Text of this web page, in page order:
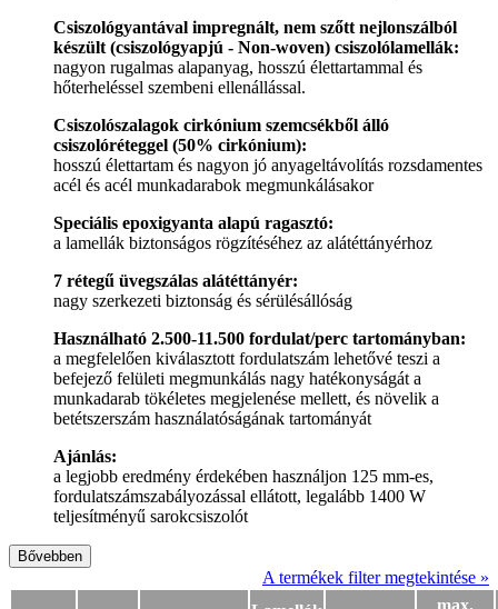
Csiszológyantával impregnált, nem szőtt nejlonszálból
készült (csiszológyapjú - Non-woven) csiszolólamellák:
nagyon rugalmas alapanyag, hosszú élettartammal és
hőterheléssel szembeni ellenállással.
Csiszolószalagok cirkónium szemcsékből álló
csiszolóréteggel (50% cirkónium):
hosszú élettartam és nagyon jó anyageltávolítás rozsdamentes
acél és acél munkadarabok megmunkálásakor
Speciális epoxigyanta alapú ragasztó:
a lamellák biztonságos rögzítéséhez az alátéttányérhoz
7 rétegű üvegszálas alátéttányér:
nagy szerkezeti biztonság és sérülésállóság
Használható 2.500-11.500 fordulat/perc tartományban:
a megfelelően kiválasztott fordulatszám lehetővé teszi a
befejező felületi megmunkálás nagy hatékonyságát a
munkadarab tökéletes megjelenése mellett, és növelik a
betétszerszám használatóságának tartományát
Ajánlás:
a legjobb eredmény érdekében használjon 125 mm-es,
fordulatszámszabályozással ellátott, legalább 1400 W
teljesítményű sarokcsiszolót
Bővebben
A termékek filter megtekintése »
max.